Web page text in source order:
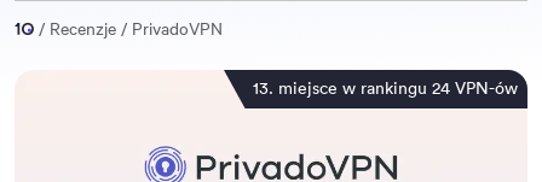
Recenzje PrivadoVPN
13. miejsce w rankingu 24 VPN-ów